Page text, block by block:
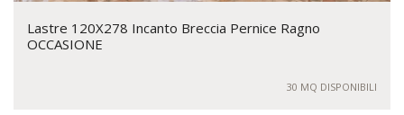
Lastre 120X278 Incanto Breccia Pernice Ragno
OCCASIONE
30 MQ DISPONIBILI